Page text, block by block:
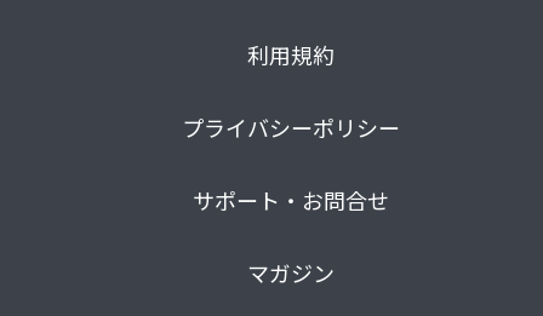
利用規約
プライバシーポリシー
サポート・お問合せ
マガジン